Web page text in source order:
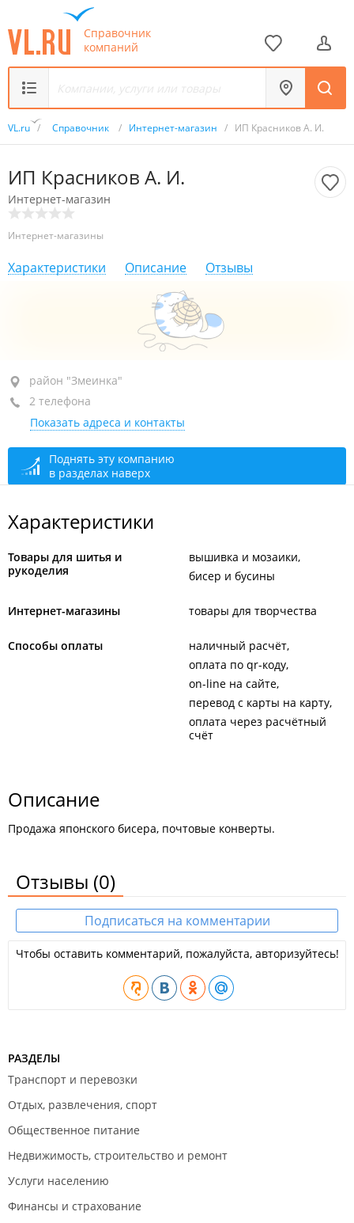
Справочник
компаний
VL.ru / Справочник / Интернет-магазин / ИП Красников А. И.
ИП Красников А. И.
Интернет-магазин
Интернет-магазины
Характеристики Описание Отзывы
район "Змеинка", ул. Окатовая, 66 стр. 3
+7 (423) 261-82-63
+7 908 991-82-63
По предварительному звонку
08:00
район "Змеинка"
2 телефона
Показать адреса и контакты
Поднять эту компанию
в разделах наверх
Характеристики
Товары для шитья и
рукоделия
вышивка и мозаики
бисер и бусины
Интернет-магазины товары для творчества
Способы оплаты
наличный расчёт
оплата по qr-коду
on-line на сайте
перевод с карты на карту
оплата через расчётный
счёт
Описание
Продажа японского бисера, почтовые конверты.
Отзывы (0)
Подписаться на комментарии
Чтобы оставить комментарий, пожалуйста, авторизуйтесь!
РАЗДЕЛЫ
Транспорт и перевозки
Отдых, развлечения, спорт
Общественное питание
Недвижимость, строительство и ремонт
Услуги населению
Финансы и страхование